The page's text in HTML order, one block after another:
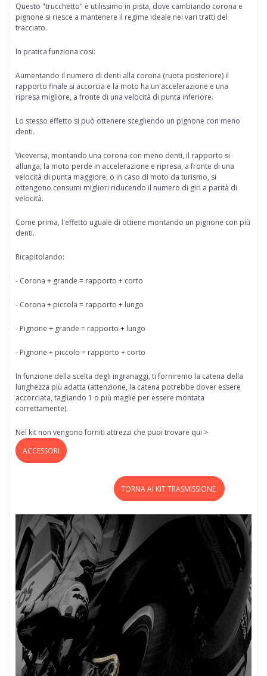
Questo "trucchetto" è utilissimo in pista, dove cambiando corona e
pignone si riesce a mantenere il regime ideale nei vari tratti del
tracciato.
In pratica funziona cosi:
Aumentando il numero di denti alla corona (ruota posteriore) il
rapporto finale si accorcia e la moto ha un'accelerazione e una
ripresa migliore, a fronte di una velocità di punta inferiore.
Lo stesso effetto si può ottenere scegliendo un pignone con meno
denti.
Viceversa, montando una corona con meno denti, il rapporto si
allunga, la moto perde in accelerazione e ripresa, a fronte di una
velocità di punta maggiore, o in caso di moto da turismo, si
ottengono consumi migliori riducendo il numero di giri a parità di
velocità.
Come prima, l'effetto uguale di ottiene montando un pignone con più
denti.
Ricapitolando:
- Corona + grande = rapporto + corto
- Corona + piccola = rapporto + lungo
- Pignone + grande = rapporto + lungo
- Pignone + piccolo = rapporto + corto
In funzione della scelta degli ingranaggi, ti forniremo la catena della
lunghezza più adatta (attenzione, la catena potrebbe dover essere
accorciata, tagliando 1 o più maglie per essere montata
correttamente).
Nel kit non vengono forniti attrezzi che puoi trovare qui >
ACCESSORI
TORNA AI KIT TRASMISSIONE